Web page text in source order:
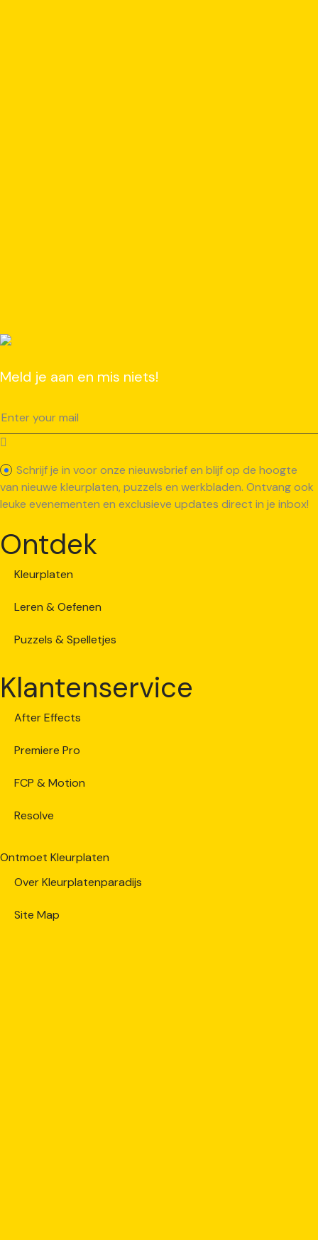
Meld je aan en mis niets!
Schrijf je in voor onze nieuwsbrief en blijf op de hoogte
van nieuwe kleurplaten, puzzels en werkbladen. Ontvang ook
leuke evenementen en exclusieve updates direct in je inbox!
Ontdek
Kleurplaten
Leren & Oefenen
Puzzels & Spelletjes
Klantenservice
After Effects
Premiere Pro
FCP & Motion
Resolve
Ontmoet Kleurplaten
Over Kleurplatenparadijs
Site Map